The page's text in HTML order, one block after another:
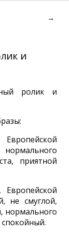
→
и
ролик и
приятной
не смуглой,
нормального
спокойный.